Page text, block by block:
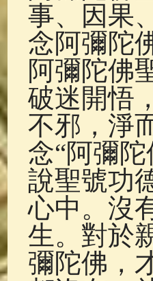
事、因果
念阿彌陀
阿彌陀佛
破迷開悟
不邪，淨
念“阿彌
說聖號功
心中。沒
生。對於
彌陀佛，